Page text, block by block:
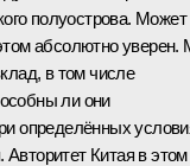
полуострова.
абсолютно
в том числе
ли они
определённых
Китая в этом